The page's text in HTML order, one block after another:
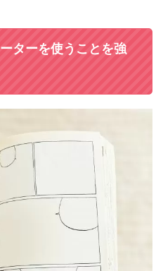
ターを使うことを強